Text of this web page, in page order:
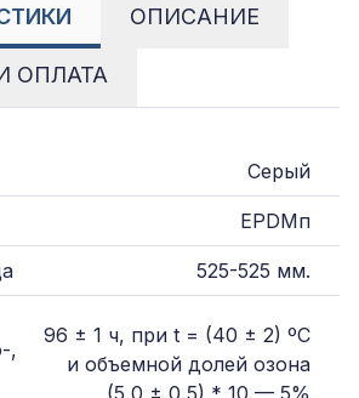
ОПИСАНИЕ
ОПЛАТА
Серый
EPDMп
525-525 мм.
,
96 ± 1 ч, при t = (40 ± 2) ºС
и объемной долей озона
(5,0 ± 0,5) * 10 — 5%